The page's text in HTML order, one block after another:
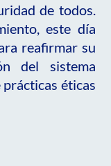
de todos.
este día
reafirmar su
del sistema
éticas